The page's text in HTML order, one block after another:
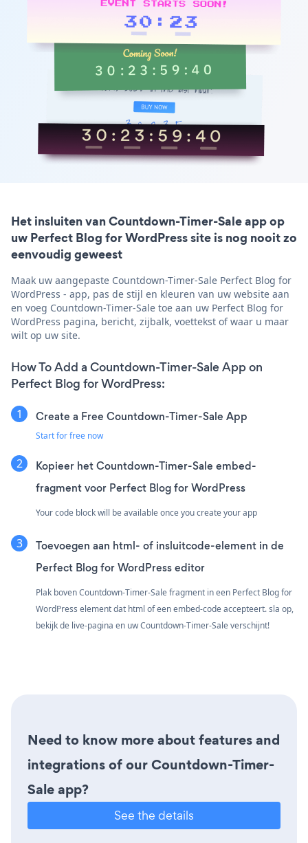
Het insluiten van Countdown-Timer-Sale app op
uw Perfect Blog for WordPress site is nog nooit zo
eenvoudig geweest
Maak uw aangepaste Countdown-Timer-Sale Perfect Blog for
WordPress - app, pas de stijl en kleuren van uw website aan
en voeg Countdown-Timer-Sale toe aan uw Perfect Blog for
WordPress pagina, bericht, zijbalk, voettekst of waar u maar
wilt op uw site.
How To Add a Countdown-Timer-Sale App on
Perfect Blog for WordPress:
Create a Free Countdown-Timer-Sale App
Start for free now
Kopieer het Countdown-Timer-Sale embed-
fragment voor Perfect Blog for WordPress
Your code block will be available once you create your app
Toevoegen aan html- of insluitcode-element in de
Perfect Blog for WordPress editor
Plak boven Countdown-Timer-Sale fragment in een Perfect Blog for
WordPress element dat html of een embed-code accepteert. sla op,
bekijk de live-pagina en uw Countdown-Timer-Sale verschijnt!
Need to know more about features and
integrations of our Countdown-Timer-
Sale app?
See the details